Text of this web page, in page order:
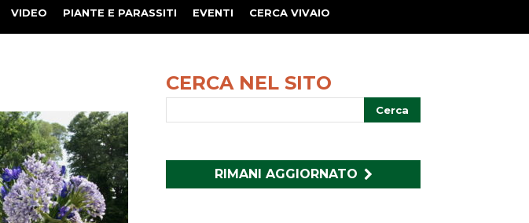
VIDEO PIANTE E PARASSITI EVENTI CERCA VIVAIO
CERCA NEL SITO
RIMANI AGGIORNATO